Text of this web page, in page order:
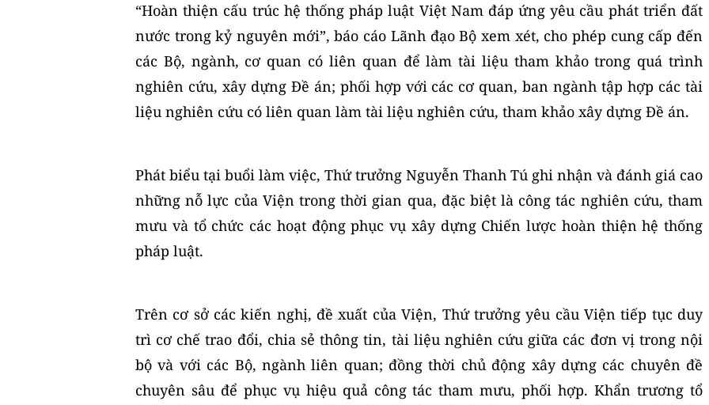
“Hoàn thiện cấu trúc hệ thống pháp luật Việt Nam đáp ứng yêu cầu phát triển đất
nước trong kỷ nguyên mới”, báo cáo Lãnh đạo Bộ xem xét, cho phép cung cấp đến
các Bộ, ngành, cơ quan có liên quan để làm tài liệu tham khảo trong quá trình
nghiên cứu, xây dựng Đề án; phối hợp với các cơ quan, ban ngành tập hợp các tài
liệu nghiên cứu có liên quan làm tài liệu nghiên cứu, tham khảo xây dựng Đề án.
Phát biểu tại buổi làm việc, Thứ trưởng Nguyễn Thanh Tú ghi nhận và đánh giá cao
những nỗ lực của Viện trong thời gian qua, đặc biệt là công tác nghiên cứu, tham
mưu và tổ chức các hoạt động phục vụ xây dựng Chiến lược hoàn thiện hệ thống
pháp luật.
Trên cơ sở các kiến nghị, đề xuất của Viện, Thứ trưởng yêu cầu Viện tiếp tục duy
trì cơ chế trao đổi, chia sẻ thông tin, tài liệu nghiên cứu giữa các đơn vị trong nội
bộ và với các Bộ, ngành liên quan; đồng thời chủ động xây dựng các chuyên đề
chuyên sâu để phục vụ hiệu quả công tác tham mưu, phối hợp. Khẩn trương tổ